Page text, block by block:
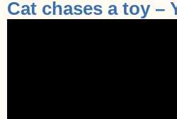
Cat chases a toy –